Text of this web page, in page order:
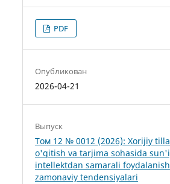
PDF
Опубликован
2026-04-21
Выпуск
Том 12 № 0012 (2026): Xorijiy
o'qitish va tarjima sohasida
intellektdan samarali
zamonaviy tendensiyalari